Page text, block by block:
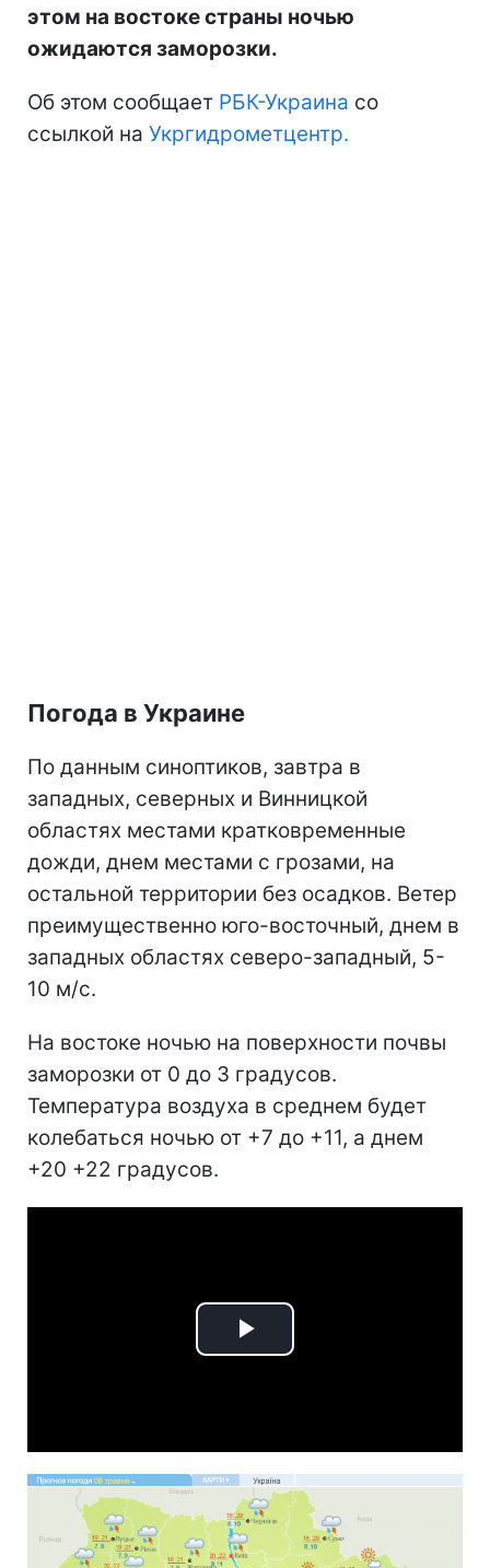
этом на востоке страны ночью
ожидаются заморозки.
Об этом сообщает РБК-Украина со
ссылкой на Укргидрометцентр.
Погода в Украине
По данным синоптиков, завтра в
западных, северных и Винницкой
областях местами кратковременные
дожди, днем местами с грозами, на
остальной территории без осадков. Ветер
преимущественно юго-восточный, днем в
западных областях северо-западный, 5-
10 м/с.
На востоке ночью на поверхности почвы
заморозки от 0 до 3 градусов.
Температура воздуха в среднем будет
колебаться ночью от +7 до +11, а днем
+20 +22 градусов.
Play